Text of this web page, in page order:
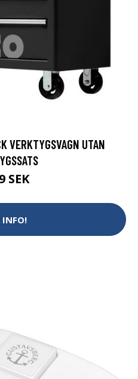
VERKTYGSVAGN UTAN
SEK
INFO!